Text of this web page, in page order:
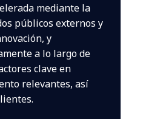
mediante la
públicos externos y
y
a lo largo de
clave en
relevantes, así